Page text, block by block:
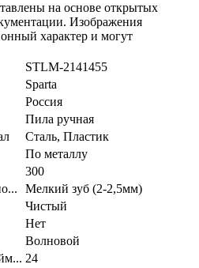
на основе открытых
Изображения
характер и могут
STLM-2141455
Sparta
Россия
Пила ручная
Сталь, Пластик
По металлу
300
Мелкий зуб (2-2,5мм)
Чистый
Нет
Волновой
24